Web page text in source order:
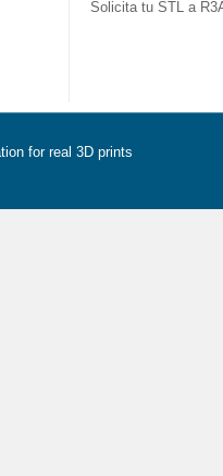
Solicita tu STL a
for real 3D prints